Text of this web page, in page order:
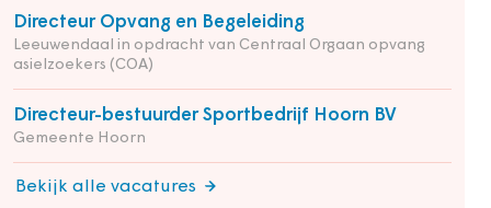
Directeur Opvang en Begeleiding
Leeuwendaal in opdracht van Centraal Orgaan opvang
asielzoekers (COA)
Directeur-bestuurder Sportbedrijf Hoorn BV
Gemeente Hoorn
Bekijk alle vacatures